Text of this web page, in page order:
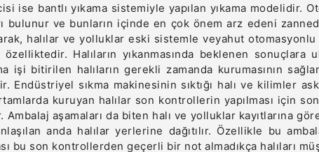
bantlı yıkama sistemiyle yapılan yıkama modelidir.
ve bunların içinde en çok önem arz edeni
halılar ve yolluklar eski sistemle veyahut
Halıların yıkanmasında beklenen sonuçlara
bitirilen halıların gerekli zamanda kurumasının
sıkma makinesinin sıktığı halı ve kilimler
kuruyan halılar son kontrollerin yapılması için
aşamaları da biten halı ve yolluklar kayıtlarına
anda halılar yerlerine dağıtılır. Özellikle bu
bu son kontrollerden geçerli bir not almadıkça halıları